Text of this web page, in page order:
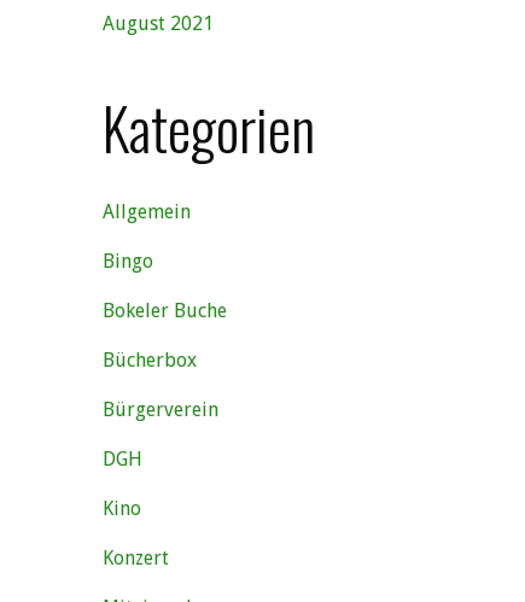
August 2021
Kategorien
Allgemein
Bingo
Bokeler Buche
Bücherbox
Bürgerverein
DGH
Kino
Konzert